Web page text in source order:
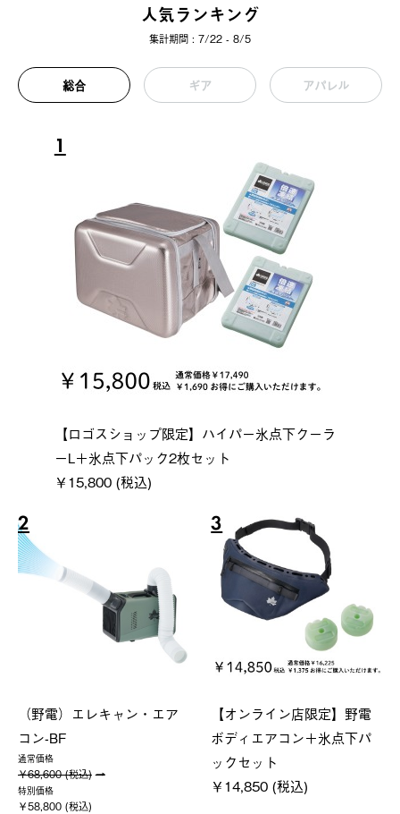
人気ランキング
集計期間 : 7/22 - 8/5
総合 ギア アパレル
1
【ロゴスショップ限定】ハイパー氷点下クーラ
ーL＋氷点下パック2枚セット
￥15,800 (税込)
2
（野電）エレキャン・エア
コン-BF
通常価格
￥68,600 (税込)
特別価格
￥58,800 (税込)
3
【オンライン店限定】野電
ボディエアコン＋氷点下パ
ックセット
￥14,850 (税込)